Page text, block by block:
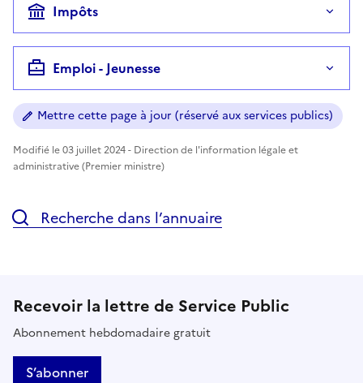
Impôts
Emploi - Jeunesse
Mettre cette page à jour (réservé aux services publics)
Modifié le 03 juillet 2024 - Direction de l'information légale et
administrative (Premier ministre)
Recherche dans l’annuaire
Recevoir la lettre de Service Public
Abonnement hebdomadaire gratuit
S’abonner